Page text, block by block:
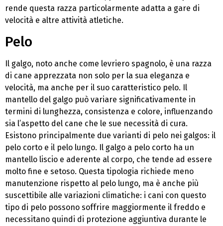
rende questa razza particolarmente adatta a gare di
velocità e altre attività atletiche.
Pelo
Il galgo, noto anche come levriero spagnolo, è una razza
di cane apprezzata non solo per la sua eleganza e
velocità, ma anche per il suo caratteristico pelo. Il
mantello del galgo può variare significativamente in
termini di lunghezza, consistenza e colore, influenzando
sia l’aspetto del cane che le sue necessità di cura.
Esistono principalmente due varianti di pelo nei galgos: il
pelo corto e il pelo lungo. Il galgo a pelo corto ha un
mantello liscio e aderente al corpo, che tende ad essere
molto fine e setoso. Questa tipologia richiede meno
manutenzione rispetto al pelo lungo, ma è anche più
suscettibile alle variazioni climatiche: i cani con questo
tipo di pelo possono soffrire maggiormente il freddo e
necessitano quindi di protezione aggiuntiva durante le